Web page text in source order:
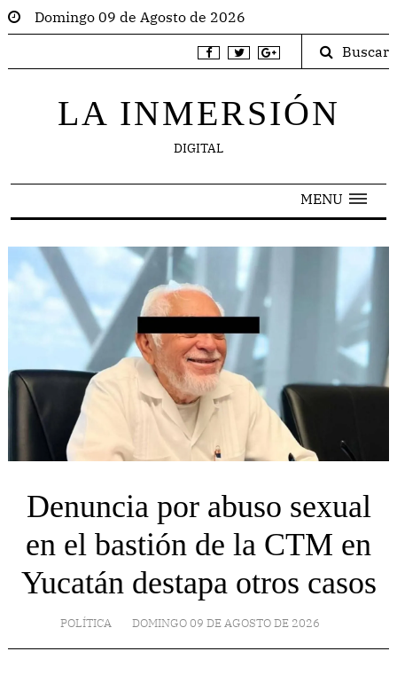
Domingo 09 de Agosto de 2026
Buscar
LA INMERSIÓN
DIGITAL
MENU
Denuncia por abuso sexual
en el bastión de la CTM en
Yucatán destapa otros casos
POLÍTICA DOMINGO 09 DE AGOSTO DE 2026